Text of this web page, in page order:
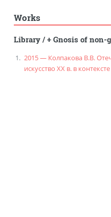
Works
Library/+ Gnosis of non-
2015 — Колпакова В.В.
искусство XX в. в